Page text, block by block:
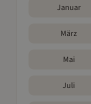
Januar
März
Mai
Juli